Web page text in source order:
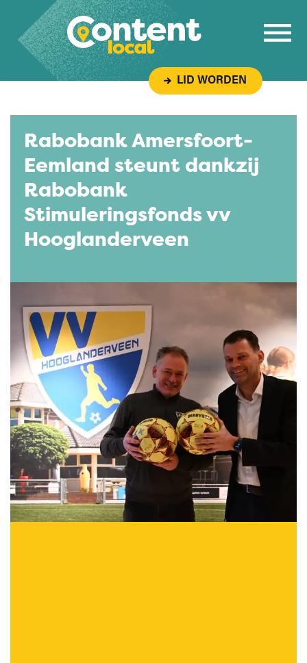
Overslaan naar inhoud
LID WORDEN
Rabobank Amersfoort-
Eemland steunt dankzij
Rabobank
Stimuleringsfonds vv
Hooglanderveen